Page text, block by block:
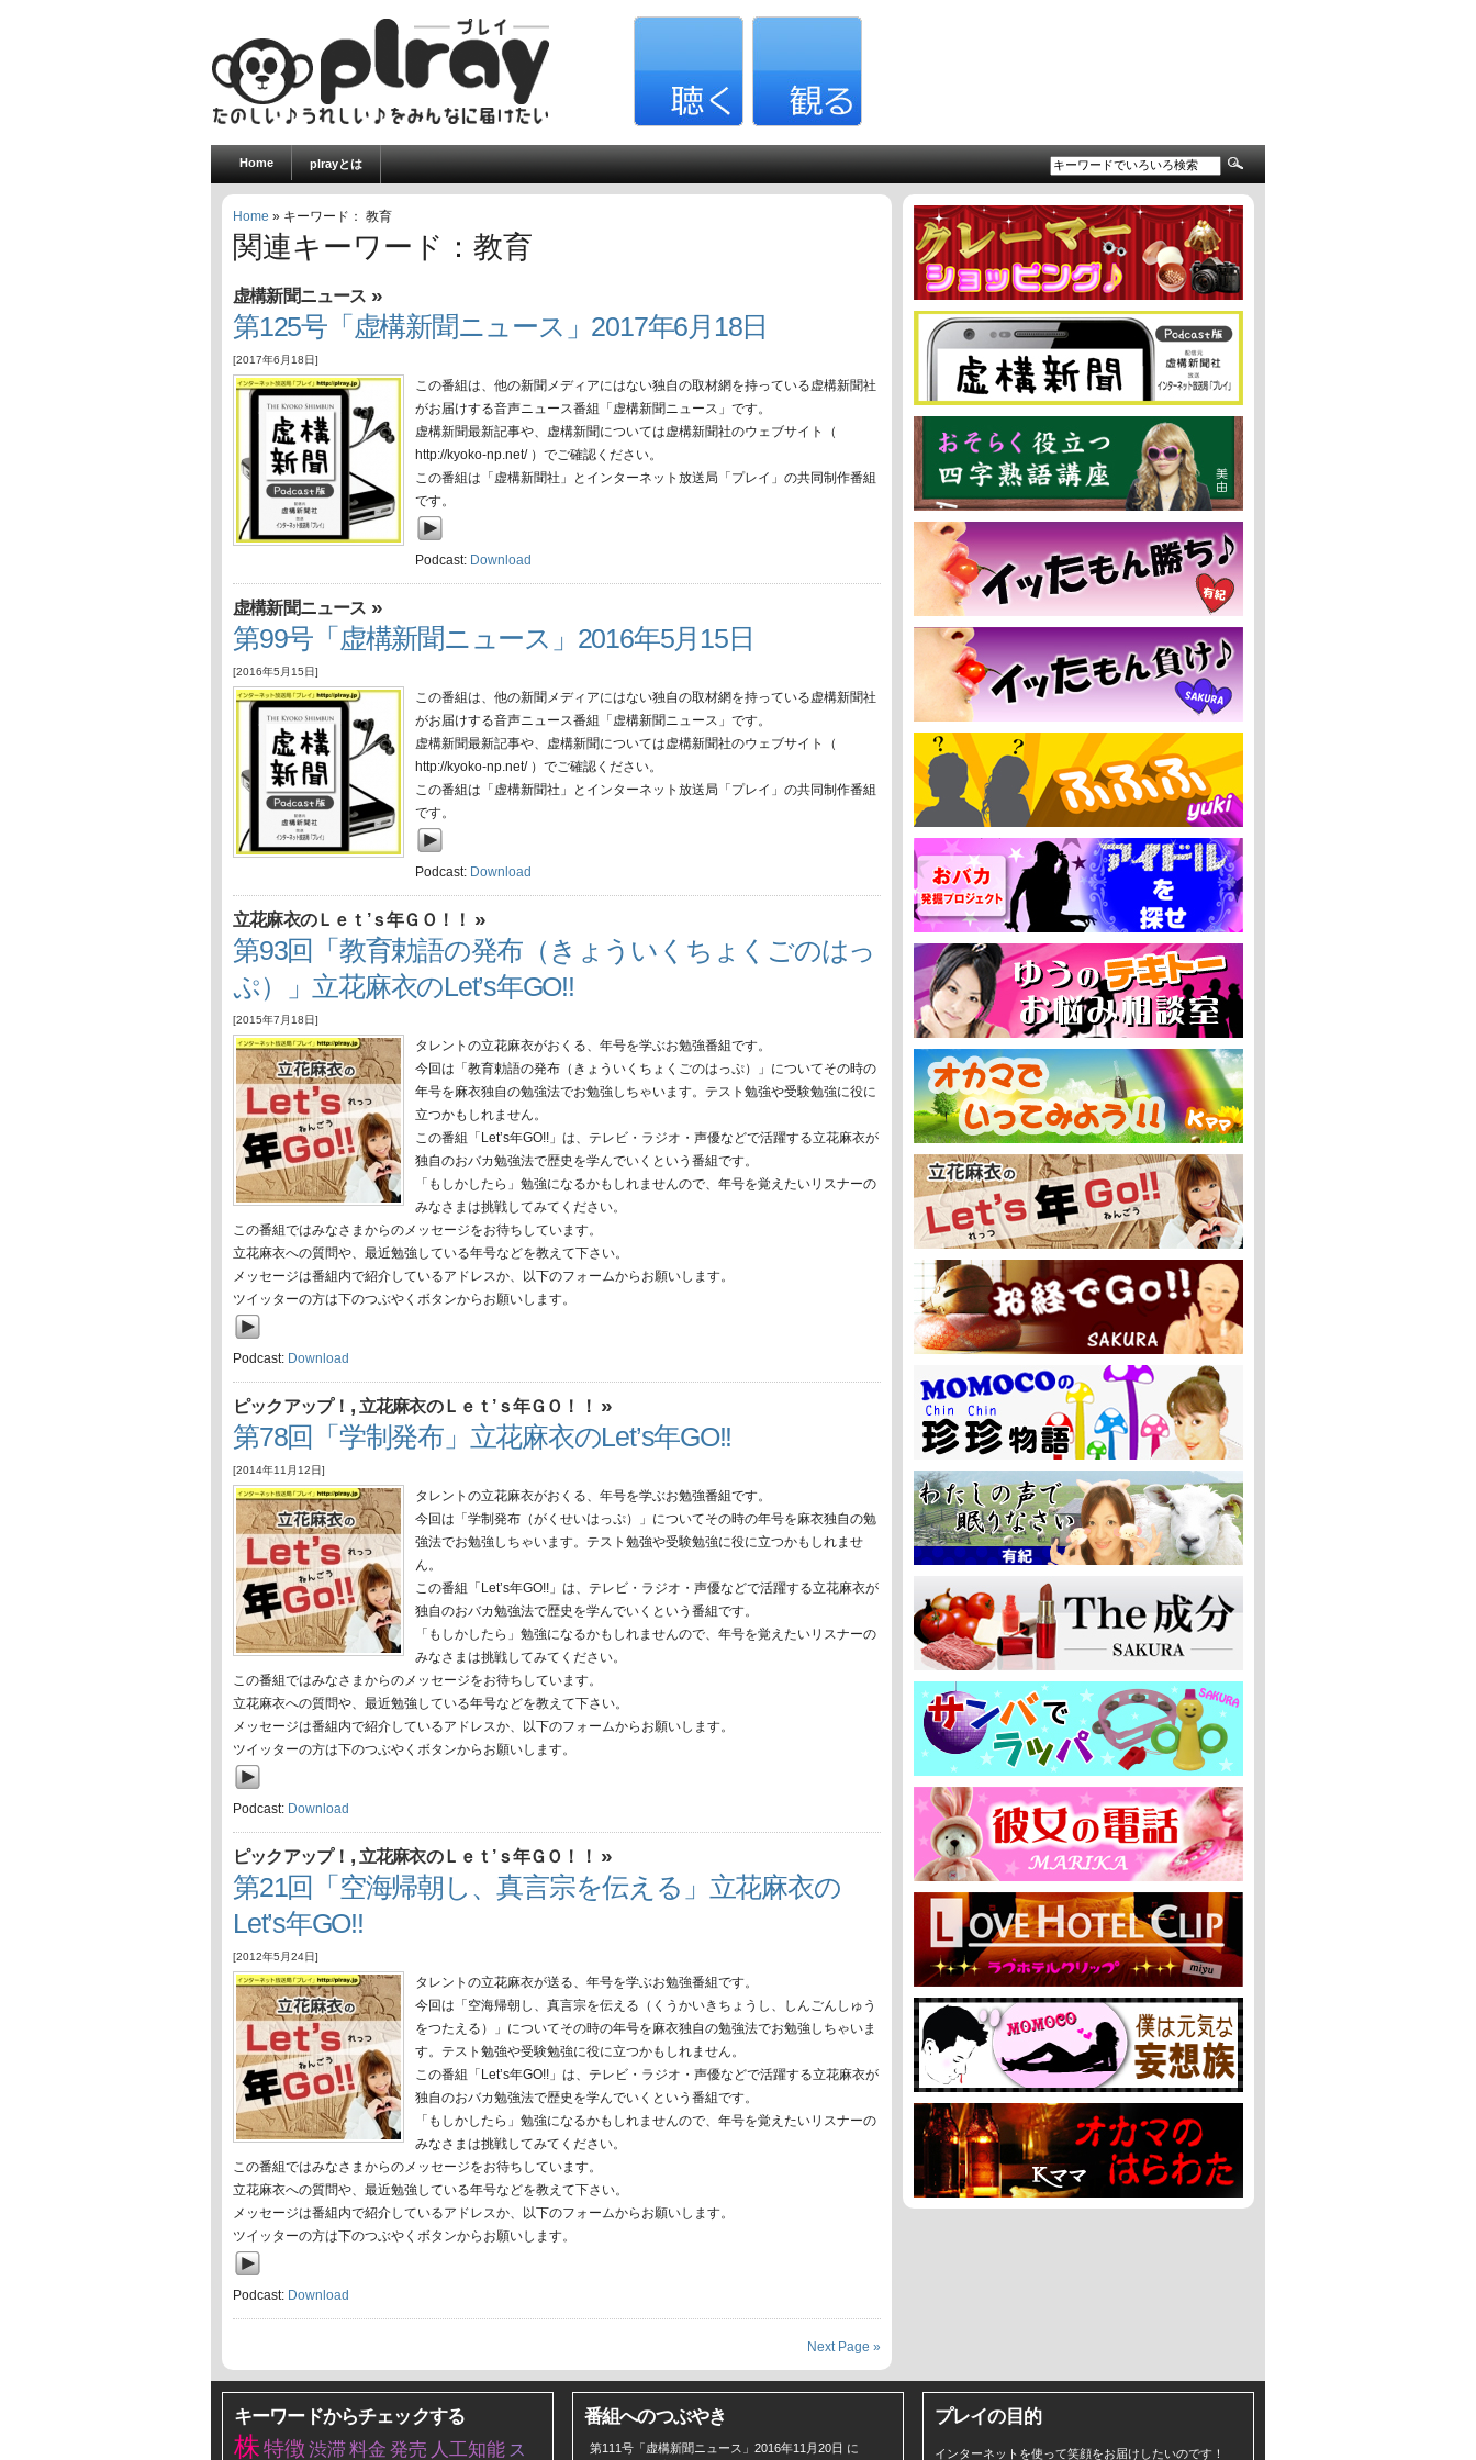
Home plrayとは
Home » キーワード： 教育
関連キーワード：教育
虚構新聞ニュース »
第125号「虚構新聞ニュース」2017年6月18日
[2017年6月18日]
この番組は、他の新聞メディアにはない独自の取材網を持っている虚構新聞社
がお届けする音声ニュース番組「虚構新聞ニュース」です。
虚構新聞最新記事や、虚構新聞については虚構新聞社のウェブサイト（
http://kyoko-np.net/ ）でご確認ください。
この番組は「虚構新聞社」とインターネット放送局「プレイ」の共同制作番組
です。
Podcast: Download
虚構新聞ニュース »
第99号「虚構新聞ニュース」2016年5月15日
[2016年5月15日]
この番組は、他の新聞メディアにはない独自の取材網を持っている虚構新聞社
がお届けする音声ニュース番組「虚構新聞ニュース」です。
虚構新聞最新記事や、虚構新聞については虚構新聞社のウェブサイト（
http://kyoko-np.net/ ）でご確認ください。
この番組は「虚構新聞社」とインターネット放送局「プレイ」の共同制作番組
です。
Podcast: Download
立花麻衣のＬｅｔ’ｓ年ＧＯ！！ »
第93回「教育勅語の発布（きょういくちょくごのはっ
ぷ）」立花麻衣のLet’s年GO!!
[2015年7月18日]
タレントの立花麻衣がおくる、年号を学ぶお勉強番組です。
今回は「教育勅語の発布（きょういくちょくごのはっぷ）」についてその時の
年号を麻衣独自の勉強法でお勉強しちゃいます。テスト勉強や受験勉強に役に
立つかもしれません。
この番組「Let’s年GO!!」は、テレビ・ラジオ・声優などで活躍する立花麻衣が
独自のおバカ勉強法で歴史を学んでいくという番組です。
「もしかしたら」勉強になるかもしれませんので、年号を覚えたいリスナーの
みなさまは挑戦してみてください。
この番組ではみなさまからのメッセージをお待ちしています。
立花麻衣への質問や、最近勉強している年号などを教えて下さい。
メッセージは番組内で紹介しているアドレスか、以下のフォームからお願いします。
ツイッターの方は下のつぶやくボタンからお願いします。
Podcast: Download
ピックアップ！ , 立花麻衣のＬｅｔ’ｓ年ＧＯ！！ »
第78回「学制発布」立花麻衣のLet’s年GO!!
[2014年11月12日]
タレントの立花麻衣がおくる、年号を学ぶお勉強番組です。
今回は「学制発布（がくせいはっぷ）」についてその時の年号を麻衣独自の勉
強法でお勉強しちゃいます。テスト勉強や受験勉強に役に立つかもしれませ
ん。
この番組「Let’s年GO!!」は、テレビ・ラジオ・声優などで活躍する立花麻衣が
独自のおバカ勉強法で歴史を学んでいくという番組です。
「もしかしたら」勉強になるかもしれませんので、年号を覚えたいリスナーの
みなさまは挑戦してみてください。
この番組ではみなさまからのメッセージをお待ちしています。
立花麻衣への質問や、最近勉強している年号などを教えて下さい。
メッセージは番組内で紹介しているアドレスか、以下のフォームからお願いします。
ツイッターの方は下のつぶやくボタンからお願いします。
Podcast: Download
ピックアップ！ , 立花麻衣のＬｅｔ’ｓ年ＧＯ！！ »
第21回「空海帰朝し、真言宗を伝える」立花麻衣の
Let’s年GO!!
[2012年5月24日]
タレントの立花麻衣が送る、年号を学ぶお勉強番組です。
今回は「空海帰朝し、真言宗を伝える（くうかいきちょうし、しんごんしゅう
をつたえる）」についてその時の年号を麻衣独自の勉強法でお勉強しちゃいま
す。テスト勉強や受験勉強に役に立つかもしれません。
この番組「Let’s年GO!!」は、テレビ・ラジオ・声優などで活躍する立花麻衣が
独自のおバカ勉強法で歴史を学んでいくという番組です。
「もしかしたら」勉強になるかもしれませんので、年号を覚えたいリスナーの
みなさまは挑戦してみてください。
この番組ではみなさまからのメッセージをお待ちしています。
立花麻衣への質問や、最近勉強している年号などを教えて下さい。
メッセージは番組内で紹介しているアドレスか、以下のフォームからお願いします。
ツイッターの方は下のつぶやくボタンからお願いします。
Podcast: Download
Next Page »
キーワードからチェックする
株特徴 渋滞料金 発売 人工知能 ス
番組へのつぶやき
第111号「虚構新聞ニュース」2016年11月20日 に
プレイの目的
インターネットを使って笑顔をお届けしたいのです！